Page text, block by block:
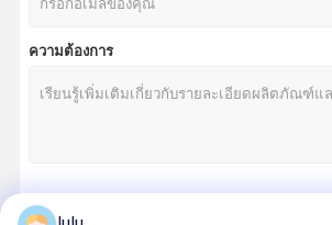
ความต้องการ